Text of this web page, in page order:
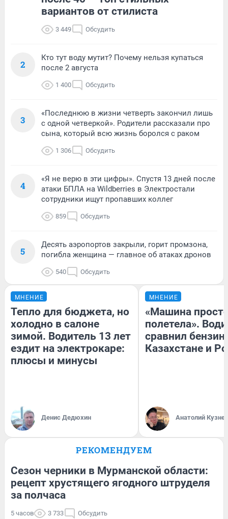
вариантов от стилиста
3 449 Обсудить
2
Кто тут воду мутит? Почему нельзя купаться
после 2 августа
1 400 Обсудить
3
«Последнюю в жизни четверть закончил лишь
с одной четверкой». Родители рассказали про
сына, который всю жизнь боролся с раком
1 306 Обсудить
4
«Я не верю в эти цифры». Спустя 13 дней после
атаки БПЛА на Wildberries в Электростали
сотрудники ищут пропавших коллег
859 Обсудить
5
Десять аэропортов закрыли, горит промзона,
погибла женщина — главное об атаках дронов
540 Обсудить
МНЕНИЕ
Тепло для бюджета, но
холодно в салоне
зимой. Водитель 13 лет
ездит на электрокаре:
плюсы и минусы
Денис Дедюхин
МНЕНИЕ
«Машина
полетела».
сравнил бензин
Казахстане и
Анатолий
РЕКОМЕНДУЕМ
Сезон черники в Мурманской области:
рецепт хрустящего ягодного штруделя
за полчаса
5 часов 3 733 Обсудить